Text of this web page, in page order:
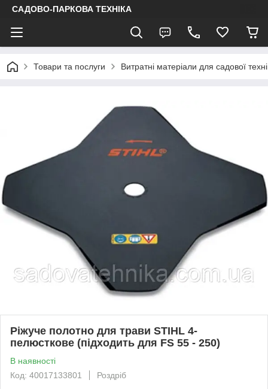
САДОВО-ПАРКОВА ТЕХНІКА
Товари та послуги Витратні матеріали для садової
Ріжуче полотно для трави STIHL 4-
пелюсткове (підходить для FS 55 - 250)
В наявності
Код: 40017133801
Роздріб